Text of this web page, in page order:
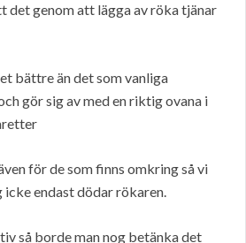
det genom att lägga av röka tjänar
bättre än det som vanliga
gör sig av med en riktig ovana i
för de som finns omkring så vi
endast dödar rökaren.
så borde man nog betänka det